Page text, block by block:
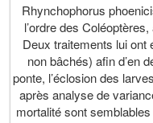
Rhynchophorus
l’ordre des
Deux traitements lui
non bâchés) afin d’en
ponte, l’éclosion des
après analyse de
mortalité sont